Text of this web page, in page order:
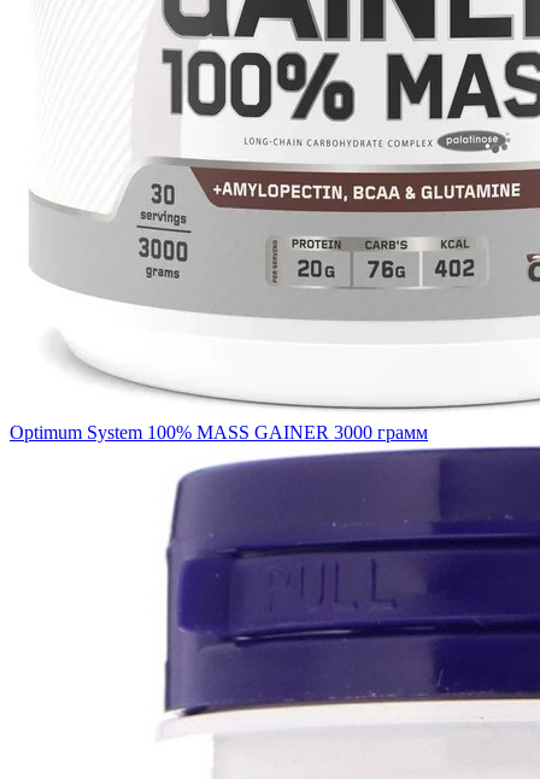
Optimum System 100% MASS GAINER 3000 грамм